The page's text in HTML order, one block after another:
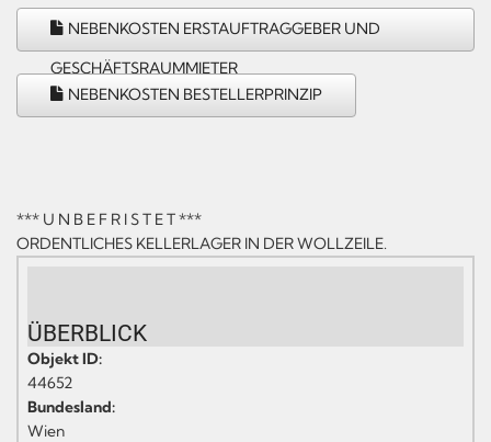
NEBENKOSTEN ERSTAUFTRAGGEBER UND
GESCHÄFTSRAUMMIETER
NEBENKOSTEN BESTELLERPRINZIP
*** U N B E F R I S T E T ***
ORDENTLICHES KELLERLAGER IN DER WOLLZEILE.
ÜBERBLICK
Objekt ID:
44652
Bundesland:
Wien